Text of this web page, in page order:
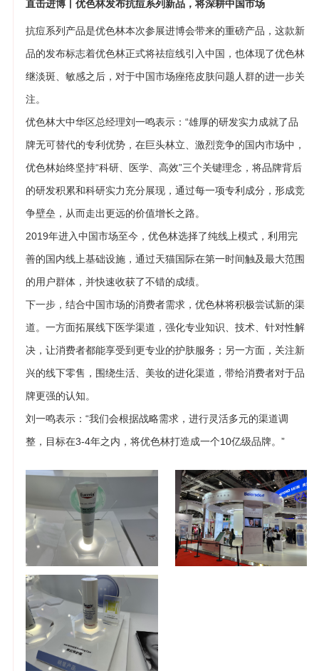
直击进博丨优色林发布抗痘系列新品，将深耕中国市场
抗痘系列产品是优色林本次参展进博会带来的重磅产品，这款新
品的发布标志着优色林正式将祛痘线引入中国，也体现了优色林
继淡斑、敏感之后，对于中国市场痤疮皮肤问题人群的进一步关
注。
优色林大中华区总经理刘一鸣表示：“雄厚的研发实力成就了品
牌无可替代的专利优势，在巨头林立、激烈竞争的国内市场中，
优色林始终坚持“科研、医学、高效”三个关键理念，将品牌背后
的研发积累和科研实力充分展现，通过每一项专利成分，形成竞
争壁垒，从而走出更远的价值增长之路。
2019年进入中国市场至今，优色林选择了纯线上模式，利用完
善的国内线上基础设施，通过天猫国际在第一时间触及最大范围
的用户群体，并快速收获了不错的成绩。
下一步，结合中国市场的消费者需求，优色林将积极尝试新的渠
道。一方面拓展线下医学渠道，强化专业知识、技术、针对性解
决，让消费者都能享受到更专业的护肤服务；另一方面，关注新
兴的线下零售，围绕生活、美妆的进化渠道，带给消费者对于品
牌更强的认知。
刘一鸣表示：“我们会根据战略需求，进行灵活多元的渠道调
整，目标在3-4年之内，将优色林打造成一个10亿级品牌。”